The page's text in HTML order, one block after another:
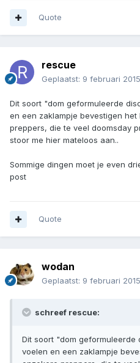
Quote
rescue
Geplaatst: 9 februari 2015
Dit soort "dom geformuleerde
en een zaklampje bevestigen
preppers, die te veel doomsday
stoor me hier mateloos aan..
Sommige dingen moet je even
post
Quote
wodan
Geplaatst: 9 februari 2015
schreef rescue:
Dit soort "dom geformuleerde
voelen en een zaklampje